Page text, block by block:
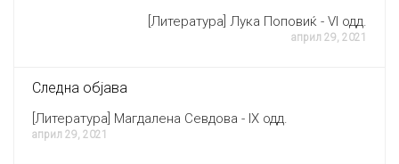
[Литература] Лука Поповиќ - VI одд.
април 29, 2021
Следна објава
[Литература] Магдалена Севдова - IX одд.
април 29, 2021